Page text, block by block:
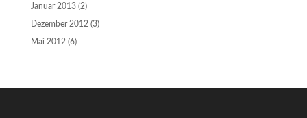
Januar 2013(2)
Dezember 2012 (3)
Mai 2012 (6)